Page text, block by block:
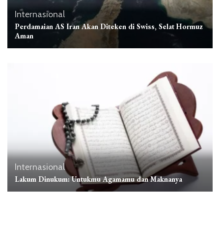
Internasional
Perdamaian AS Iran Akan Diteken di Swiss, Selat Hormuz
Aman
Internasional
Lakum Dinukum: Untukmu Agamamu dan Maknanya